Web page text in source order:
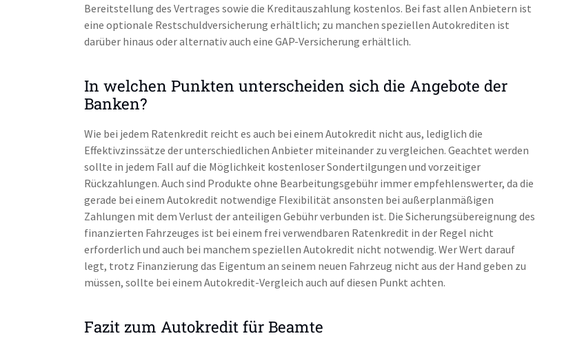
Bereitstellung des Vertrages sowie die Kreditauszahlung kostenlos. Bei fast allen Anbietern ist
eine optionale Restschuldversicherung erhältlich; zu manchen speziellen Autokrediten ist
darüber hinaus oder alternativ auch eine GAP-Versicherung erhältlich.
In welchen Punkten unterscheiden sich die Angebote der
Banken?
Wie bei jedem Ratenkredit reicht es auch bei einem Autokredit nicht aus, lediglich die
Effektivzinssätze der unterschiedlichen Anbieter miteinander zu vergleichen. Geachtet werden
sollte in jedem Fall auf die Möglichkeit kostenloser Sondertilgungen und vorzeitiger
Rückzahlungen. Auch sind Produkte ohne Bearbeitungsgebühr immer empfehlenswerter, da die
gerade bei einem Autokredit notwendige Flexibilität ansonsten bei außerplanmäßigen
Zahlungen mit dem Verlust der anteiligen Gebühr verbunden ist. Die Sicherungsübereignung des
finanzierten Fahrzeuges ist bei einem frei verwendbaren Ratenkredit in der Regel nicht
erforderlich und auch bei manchem speziellen Autokredit nicht notwendig. Wer Wert darauf
legt, trotz Finanzierung das Eigentum an seinem neuen Fahrzeug nicht aus der Hand geben zu
müssen, sollte bei einem Autokredit-Vergleich auch auf diesen Punkt achten.
Fazit zum Autokredit für Beamte